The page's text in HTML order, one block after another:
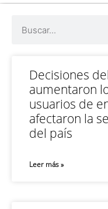
Decisiones
aumentaron
usuarios de
afectaron la
del país
Leer más »